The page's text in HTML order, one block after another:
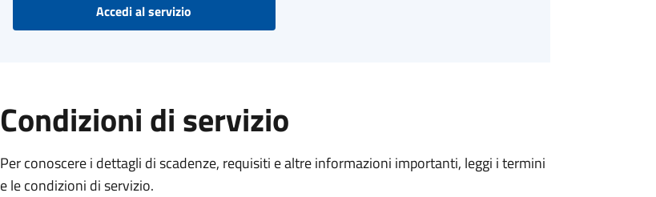
Accedi al servizio
Condizioni di servizio
Per conoscere i dettagli di scadenze, requisiti e altre informazioni importanti, leggi i termini
e le condizioni di servizio.